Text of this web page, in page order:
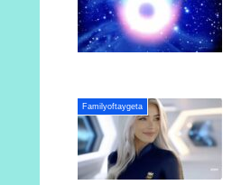
Familyoftaygeta